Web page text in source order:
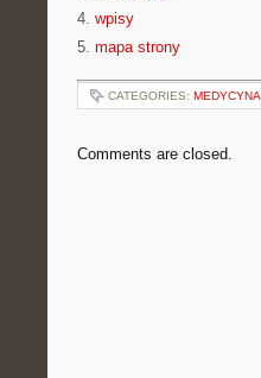
4. wpisy
5. mapa strony
CATEGORIES: MEDYCYNA
Comments are closed.